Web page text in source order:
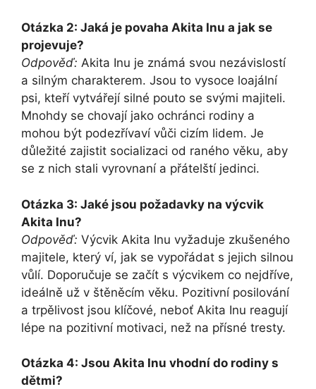
Otázka 2: Jaká je povaha Akita Inu a jak se
projevuje?
Odpověď: Akita Inu je známá svou nezávislostí
a silným charakterem. Jsou to vysoce loajální
psi, kteří vytvářejí silné pouto se svými majiteli.
Mnohdy se chovají jako ochránci rodiny a
mohou být podezřívaví vůči cizím lidem. Je
důležité zajistit socializaci od raného věku, aby
se z nich stali vyrovnaní a přátelští jedinci.
Otázka 3: Jaké jsou požadavky na výcvik
Akita Inu?
Odpověď: Výcvik Akita Inu vyžaduje zkušeného
majitele, který ví, jak se vypořádat s jejich silnou
vůlí. Doporučuje se začít s výcvikem co nejdříve,
ideálně už v štěněcím věku. Pozitivní posilování
a trpělivost jsou klíčové, neboť Akita Inu reagují
lépe na pozitivní motivaci, než na přísné tresty.
Otázka 4: Jsou Akita Inu vhodní do rodiny s
dětmi?